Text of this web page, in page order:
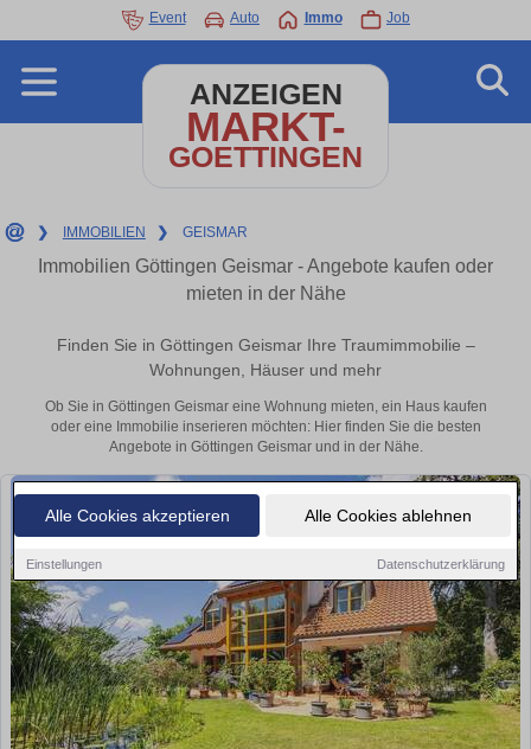
Alle Cookies akzeptieren Alle Cookies ablehnen
Einstellungen Datenschutzerklärung
Event Auto Immo Job
ANZEIGEN
MARKT-
GOETTINGEN
❯ IMMOBILIEN ❯ GEISMAR
Immobilien Göttingen Geismar - Angebote kaufen oder
mieten in der Nähe
Finden Sie in Göttingen Geismar Ihre Traumimmobilie –
Wohnungen, Häuser und mehr
Ob Sie in Göttingen Geismar eine Wohnung mieten, ein Haus kaufen
oder eine Immobilie inserieren möchten: Hier finden Sie die besten
Angebote in Göttingen Geismar und in der Nähe.